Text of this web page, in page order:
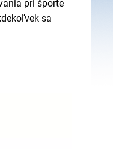
pri športe
sa